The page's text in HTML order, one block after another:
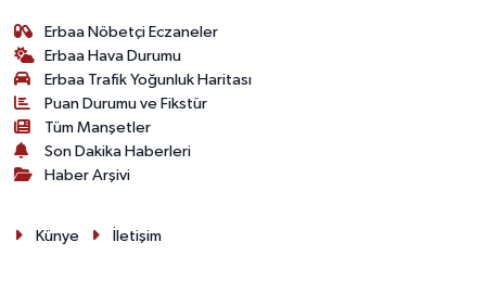
Erbaa Nöbetçi Eczaneler
Erbaa Hava Durumu
Erbaa Trafik Yoğunluk Haritası
Puan Durumu ve Fikstür
Tüm Manşetler
Son Dakika Haberleri
Haber Arşivi
Künye İletişim